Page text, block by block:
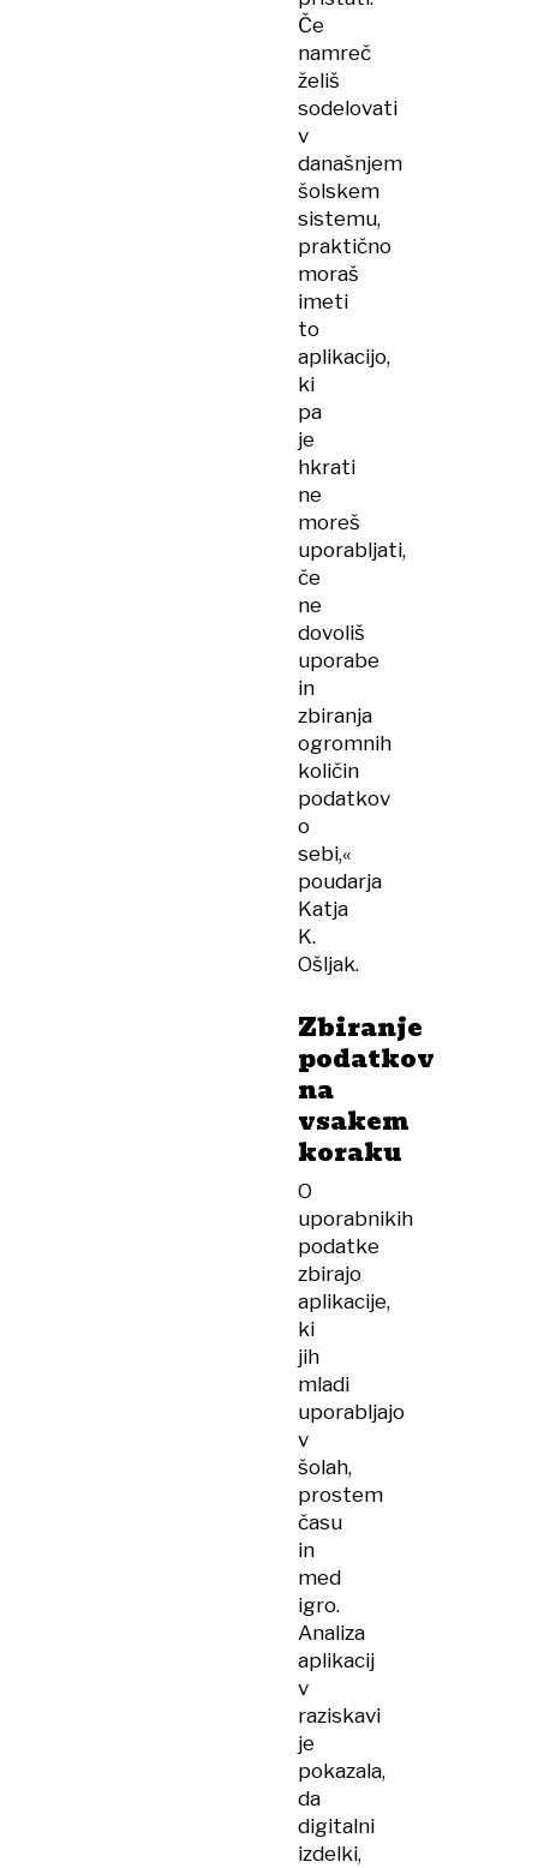
Če
namreč
želiš
sodelovati
v
današnjem
šolskem
sistemu,
praktično
moraš
imeti
to
aplikacijo,
ki
pa
je
hkrati
ne
moreš
uporabljati,
če
ne
dovoliš
uporabe
in
zbiranja
ogromnih
količin
podatkov
o
sebi,«
poudarja
Katja
K.
Ošljak.
Zbiranje
podatkov
na
vsakem
koraku
O
uporabnikih
podatke
zbirajo
aplikacije,
ki
jih
mladi
uporabljajo
v
šolah,
prostem
času
in
med
igro.
Analiza
aplikacij
v
raziskavi
je
pokazala,
da
digitalni
izdelki,